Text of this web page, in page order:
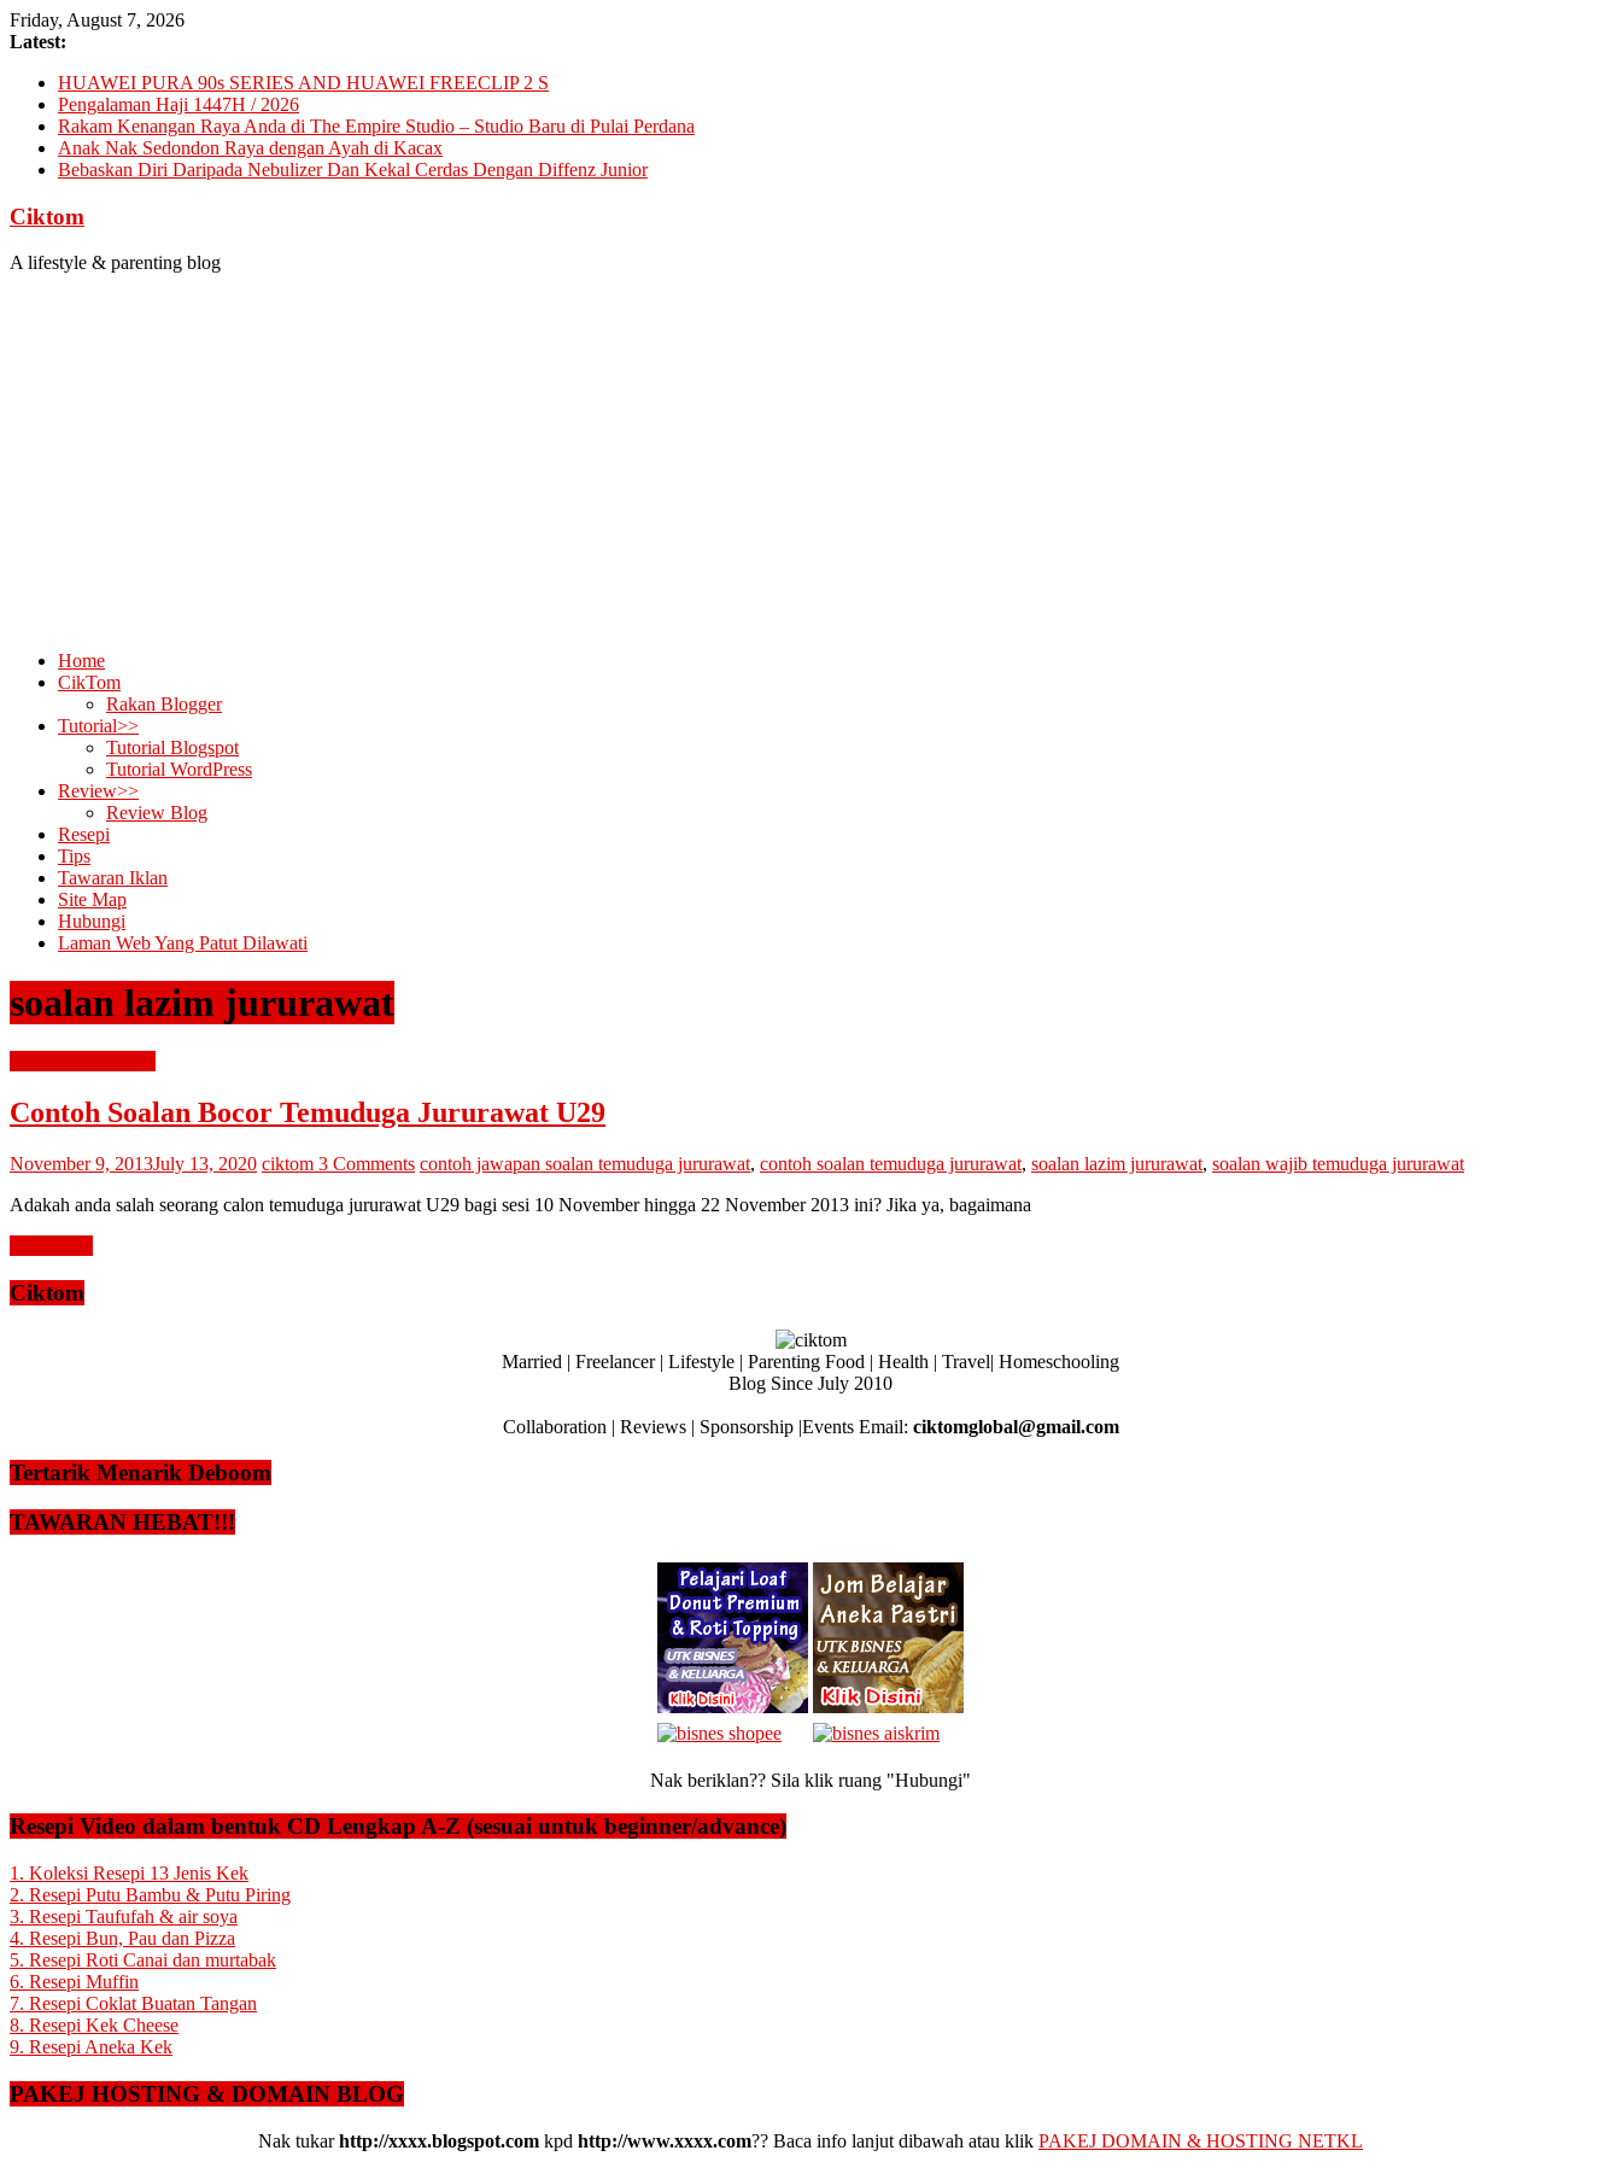
Skip
to
Friday, August 7, 2026
Latest:
HUAWEI PURA 90s SERIES AND HUAWEI FREECLIP 2 S
Pengalaman Haji 1447H / 2026
Rakam Kenangan Raya Anda di The Empire Studio – Studio Baru di Pulai Perdana
Anak Nak Sedondon Raya dengan Ayah di Kacax
Bebaskan Diri Daripada Nebulizer Dan Kekal Cerdas Dengan Diffenz Junior
Ciktom
A lifestyle & parenting blog
Home
CikTom
Rakan Blogger
Tutorial>>
Tutorial Blogspot
Tutorial WordPress
Review>>
Review Blog
Resepi
Tips
Tawaran Iklan
Site Map
Hubungi
Laman Web Yang Patut Dilawati
soalan lazim jururawat
Contoh Soalan Bocor Temuduga Jururawat U29
November 9, 2013July 13, 2020 ciktom 3 Comments contoh jawapan soalan temuduga jururawat, contoh soalan temuduga jururawat, soalan lazim jururawat, soalan wajib temuduga jururawat
Adakah anda salah seorang calon temuduga jururawat U29 bagi sesi 10 November hingga 22 November 2013 ini? Jika ya, bagaimana
Ciktom
Married | Freelancer | Lifestyle | Parenting Food | Health | Travel| Homeschooling
Blog Since July 2010
Collaboration | Reviews | Sponsorship |Events Email: ciktomglobal@gmail.com
Tertarik Menarik Deboom
TAWARAN HEBAT!!!
Nak beriklan?? Sila klik ruang "Hubungi"
Resepi Video dalam bentuk CD Lengkap A-Z (sesuai untuk beginner/advance)
1. Koleksi Resepi 13 Jenis Kek
2. Resepi Putu Bambu & Putu Piring
3. Resepi Taufufah & air soya
4. Resepi Bun, Pau dan Pizza
5. Resepi Roti Canai dan murtabak
6. Resepi Muffin
7. Resepi Coklat Buatan Tangan
8. Resepi Kek Cheese
9. Resepi Aneka Kek
PAKEJ HOSTING & DOMAIN BLOG
Nak tukarhttp://xxxx.blogspot.com kpd http://www.xxxx.com?? Baca info lanjut dibawah atau klik PAKEJ DOMAIN & HOSTING NETKL